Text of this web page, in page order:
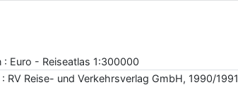
: Euro - Reiseatlas 1:300000
: RV Reise- und Verkehrsverlag GmbH, 1990/1991